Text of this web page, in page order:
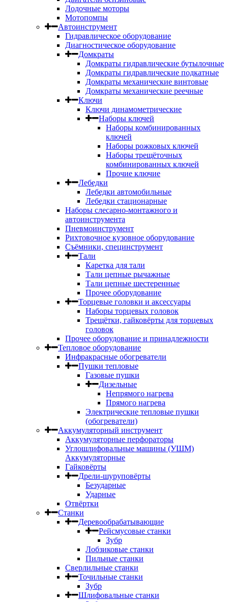
Лодочные моторы
Мотопомпы
Автоинструмент
Гидравлическое оборудование
Диагностическое оборудование
Домкраты
Домкраты гидравлические бутылочные
Домкраты гидравлические подкатные
Домкраты механические винтовые
Домкраты механические реечные
Ключи
Ключи динамометрические
Наборы ключей
Наборы комбинированных
ключей
Наборы рожковых ключей
Наборы трещёточных
комбинированных ключей
Прочие ключие
Лебедки
Лебедки автомобильные
Лебедки стационарные
Наборы слесарно-монтажного и
автоинструмента
Пневмоинструмент
Рихтовочное кузовное оборудование
Съёмники, специнструмент
Тали
Каретка для тали
Тали цепные рычажные
Тали цепные шестеренные
Прочее оборудование
Торцевые головки и аксессуары
Наборы торцевых головок
Трещётки, гайковёрты для торцевых
головок
Прочее оборудование и принадлежности
Тепловое оборудование
Инфракрасные обогреватели
Пушки тепловые
Газовые пушки
Дизельные
Непрямого нагрева
Прямого нагрева
Электрические тепловые пушки
(обогреватели)
Аккумуляторный инструмент
Аккумуляторные перфораторы
Углошлифовальные машины (УШМ)
Аккумуляторные
Гайковёрты
Дрели-шуруповёрты
Безударные
Ударные
Отвёртки
Станки
Деревообрабатывающие
Рейсмусовые станки
Зубр
Лобзиковые станки
Пильные станки
Сверлильные станки
Точильные станки
Зубр
Шлифовальные станки